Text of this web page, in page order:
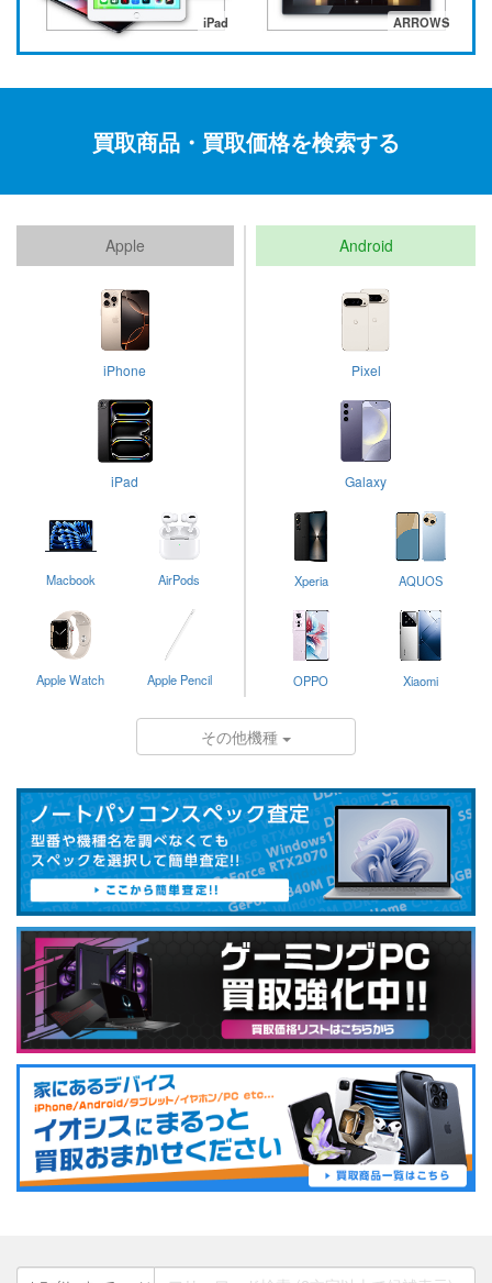
iPad ARROWS
買取商品・買取価格を検索する
Apple
iPhone
iPad
Macbook AirPods
Apple Watch Apple Pencil
Android
Pixel
Galaxy
Xperia AQUOS
OPPO Xiaomi
その他機種